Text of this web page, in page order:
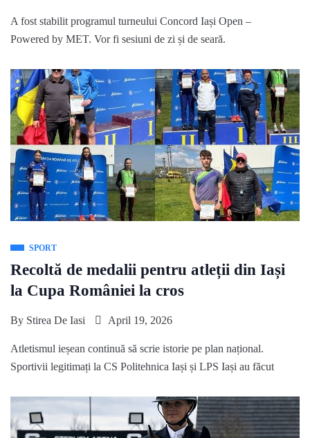
A fost stabilit programul turneului Concord Iași Open –
Powered by MET. Vor fi sesiuni de zi și de seară.
SPORT
Recoltă de medalii pentru atleții din Iași
la Cupa României la cros
By Stirea De Iasi April 19, 2026
Atletismul ieșean continuă să scrie istorie pe plan național.
Sportivii legitimați la CS Politehnica Iași și LPS Iași au făcut